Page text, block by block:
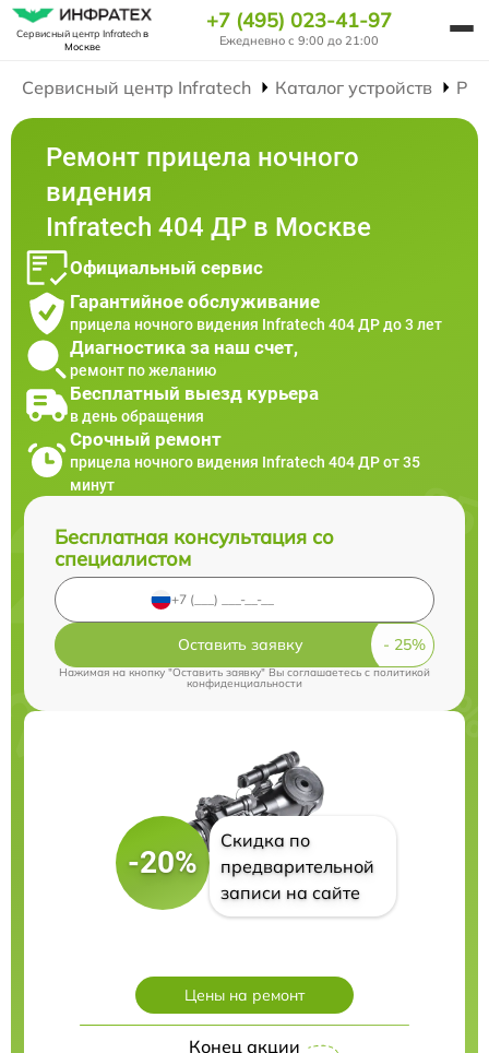
Сервисный центр Infratechв
Москве
+7 (495) 023-41-97
Ежедневно с 9:00 до 21:00
Сервисный центр Infratech Каталог устройств
Ремонт прицела ночного
видения
Infratech 404 ДР в Москве
Официальный сервис
Гарантийное обслуживание
прицела ночного видения Infratech 404 ДР до 3 лет
Диагностика за наш счет,
ремонт по желанию
Бесплатный выезд курьера
в день обращения
Срочный ремонт
прицела ночного видения Infratech 404 ДР от 35
минут
Бесплатная консультация со
специалистом
Оставить заявку
Нажимая на кнопку "Оставить заявку" Вы соглашаетесь cполитикой
конфиденциальности
-20%
Скидка по
предварительной
записи на сайте
Цены на ремонт
Конец акции